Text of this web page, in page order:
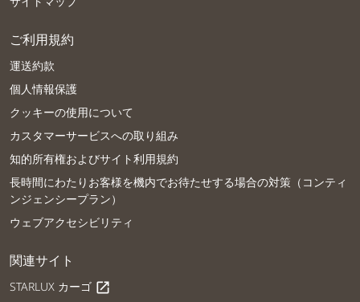
ご利用規約
運送約款
個人情報保護
クッキーの使用について
カスタマーサービスへの取り組み
知的所有権およびサイト利用規約
長時間にわたりお客様を機内でお待たせする場合の対策（コンティ
ンジェンシープラン）
ウェブアクセシビリティ
関連サイト
STARLUX カーゴ open_in_new